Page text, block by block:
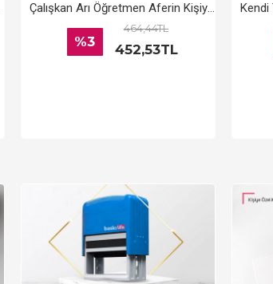
Çalışkan Arı Öğretmen Aferin Kişiye Özel Kitap Kaşesi, Kitap Damgası, Kitap Mührü
%3
464,44TL
452,53TL